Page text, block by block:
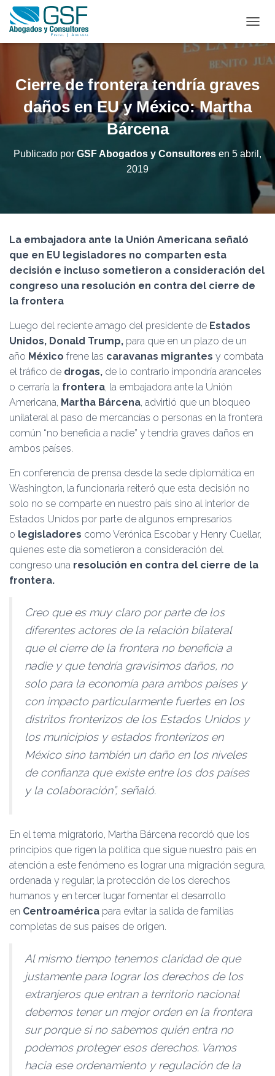
A
B
A
D
N
V
Ó
N
Cierre de frontera tendría graves
daños en EU y México: Martha
Bárcena
Publicado por GSF Abogados y Consultores en 5 abril,
2019
La embajadora ante la Unión Americana señaló
que en EU legisladores no comparten esta
decisión e incluso sometieron a consideración del
congreso una resolución en contra del cierre de
la frontera
Luego del reciente amago del presidente de Estados
Unidos, Donald Trump, para que en un plazo de un
año México frene las caravanas migrantes y combata
el tráfico de drogas, de lo contrario impondría aranceles
o cerraría la frontera, la embajadora ante la Unión
Americana, Martha Bárcena, advirtió que un bloqueo
unilateral al paso de mercancías o personas en la frontera
común “no beneficia a nadie” y tendría graves daños en
ambos países.
En conferencia de prensa desde la sede diplomática en
Washington, la funcionaria reiteró que esta decisión no
solo no se comparte en nuestro país sino al interior de
Estados Unidos por parte de algunos empresarios
o legisladores como Verónica Escobar y Henry Cuellar,
quienes este día sometieron a consideración del
congreso una resolución en contra del cierre de la
frontera.
Creo que es muy claro por parte de los
diferentes actores de la relación bilateral
que el cierre de la frontera no beneficia a
nadie y que tendría gravísimos daños, no
solo para la economía para ambos países y
con impacto particularmente fuertes en los
distritos fronterizos de los Estados Unidos y
los municipios y estados fronterizos en
México sino también un daño en los niveles
de confianza que existe entre los dos países
y la colaboración”, señaló.
En el tema migratorio, Martha Bárcena recordó que los
principios que rigen la política que sigue nuestro país en
atención a este fenómeno es lograr una migración segura,
ordenada y regular; la protección de los derechos
humanos y en tercer lugar fomentar el desarrollo
en Centroamérica para evitar la salida de familias
completas de sus países de origen.
Al mismo tiempo tenemos claridad de que
justamente para lograr los derechos de los
extranjeros que entran a territorio nacional
debemos tener un mejor orden en la frontera
sur porque si no sabemos quién entra no
podemos proteger esos derechos. Vamos
hacia ese ordenamiento y regulación de la